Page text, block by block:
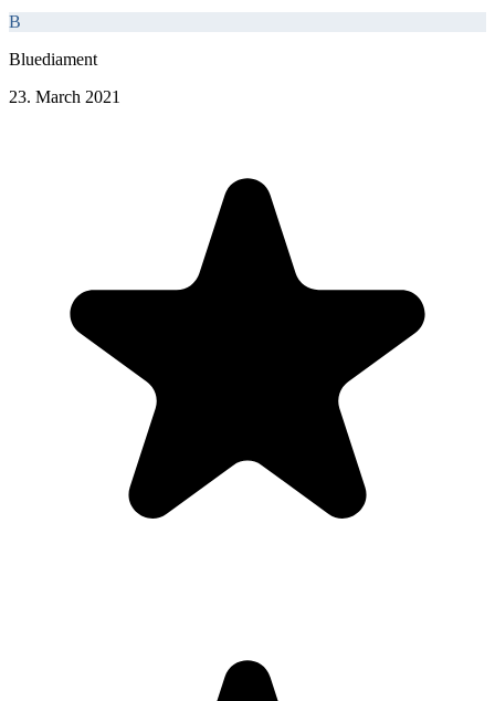
B
Bluediament
23. March 2021